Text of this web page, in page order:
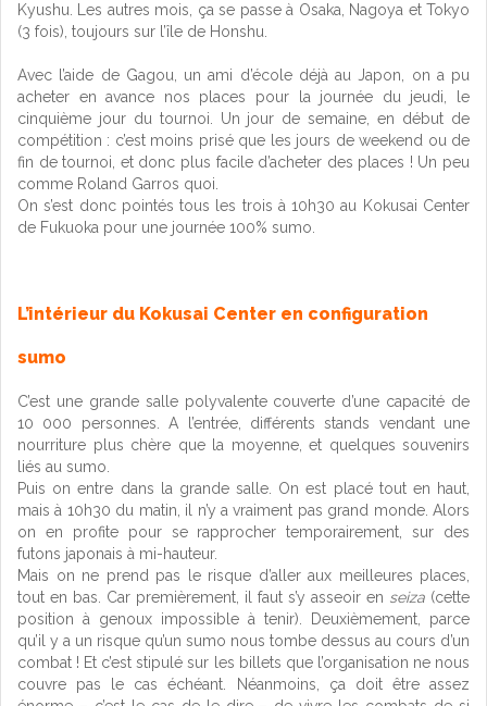
Kyushu. Les autres mois, ça se passe à Osaka, Nagoya et Tokyo
(3 fois), toujours sur l’île de Honshu.
Avec l’aide de Gagou, un ami d’école déjà au Japon, on a pu
acheter en avance nos places pour la journée du jeudi, le
cinquième jour du tournoi. Un jour de semaine, en début de
compétition : c’est moins prisé que les jours de weekend ou de
fin de tournoi, et donc plus facile d’acheter des places ! Un peu
comme Roland Garros quoi.
On s’est donc pointés tous les trois à 10h30 au Kokusai Center
de Fukuoka pour une journée 100% sumo.
L’intérieur du Kokusai Center en configuration
sumo
C’est une grande salle polyvalente couverte d’une capacité de
10 000 personnes. A l’entrée, différents stands vendant une
nourriture plus chère que la moyenne, et quelques souvenirs
liés au sumo.
Puis on entre dans la grande salle. On est placé tout en haut,
mais à 10h30 du matin, il n’y a vraiment pas grand monde. Alors
on en profite pour se rapprocher temporairement, sur des
futons japonais à mi-hauteur.
Mais on ne prend pas le risque d’aller aux meilleures places,
tout en bas. Car premièrement, il faut s’y asseoir en seiza (cette
position à genoux impossible à tenir). Deuxièmement, parce
qu’il y a un risque qu’un sumo nous tombe dessus au cours d’un
combat ! Et c’est stipulé sur les billets que l’organisation ne nous
couvre pas le cas échéant. Néanmoins, ça doit être assez